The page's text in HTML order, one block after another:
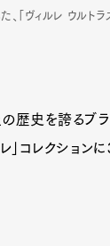
、「ヴィルレ ウルト
歴史を誇るブラ
レ」コレクショ